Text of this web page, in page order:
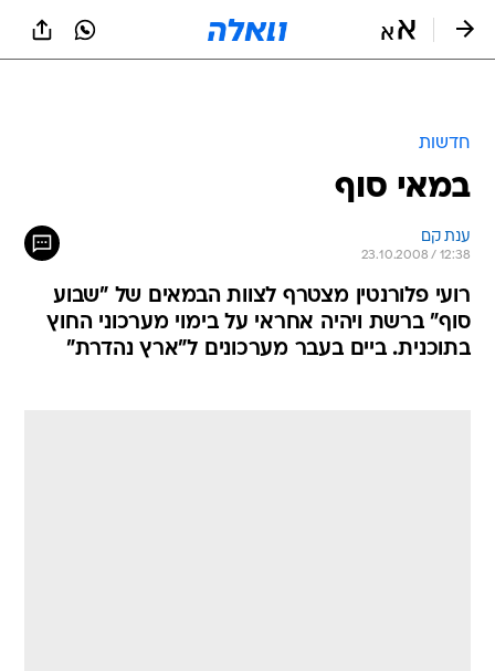
חדשות
במאי סוף
ענת קם
23.10.2008 / 12:38
רועי פלורנטין מצטרף לצוות הבמאים של "שבוע
סוף" ברשת ויהיה אחראי על בימוי מערכוני החוץ
בתוכנית. ביים בעבר מערכונים ל"ארץ נהדרת"